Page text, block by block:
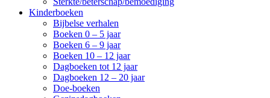
Kinderboeken
Bijbelse verhalen
Boeken 0 – 5 jaar
Boeken 6 – 9 jaar
Boeken 10 – 12 jaar
Dagboeken tot 12 jaar
Dagboeken 12 – 20 jaar
Doe-boeken